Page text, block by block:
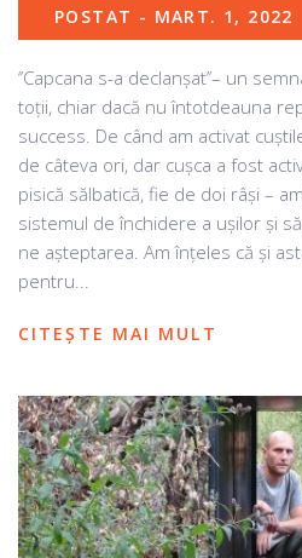
POSTAT - MART. 1, 2022
‘’Capcana s-a declanşat’’– un
toţii, chiar dacă nu întotdeauna
success. De când am activat
de câteva ori, dar cuşca a fost
pisică sălbatică, fie de doi râşi –
sistemul de închidere a uşilor şi
ne aşteptarea. Am înţeles că şi
pentru...
CITEȘTE MAI MULT